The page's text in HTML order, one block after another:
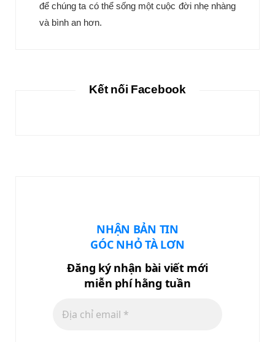
để chúng ta có thể sống một cuộc đời nhẹ nhàng
và bình an hơn.
Kết nối Facebook
NHẬN BẢN TIN
GÓC NHỎ TÀ LƠN
Đăng ký nhận bài viết mới
miễn phí hằng tuần